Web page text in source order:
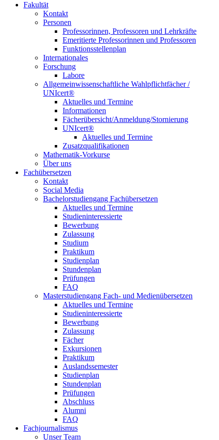
Fakultät
Kontakt
Personen
Professorinnen, Professoren und Lehrkräfte
Emeritierte Professorinnen und Professoren
Funktionsstellenplan
Internationales
Forschung
Labore
Allgemeinwissenschaftliche Wahlpflichtfächer /
UNIcert®
Aktuelles und Termine
Informationen
Fächerübersicht/Anmeldung/Stornierung
UNIcert®
Aktuelles und Termine
Zusatzqualifikationen
Mathematik-Vorkurse
Über uns
Fachübersetzen
Kontakt
Social Media
Bachelorstudiengang Fachübersetzen
Aktuelles und Termine
Studieninteressierte
Bewerbung
Zulassung
Studium
Praktikum
Studienplan
Stundenplan
Prüfungen
FAQ
Masterstudiengang Fach- und Medienübersetzen
Aktuelles und Termine
Studieninteressierte
Bewerbung
Zulassung
Fächer
Exkursionen
Praktikum
Auslandssemester
Studienplan
Stundenplan
Prüfungen
Abschluss
Alumni
FAQ
Fachjournalismus
Unser Team